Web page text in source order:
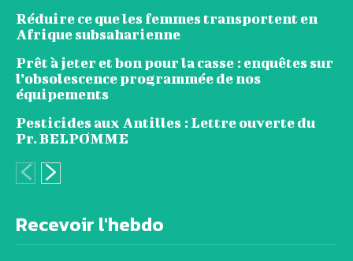
Réduire ce que les femmes transportent en
Afrique subsaharienne
Prêt à jeter et bon pour la casse : enquêtes sur
l’obsolescence programmée de nos
équipements
Pesticides aux Antilles : Lettre ouverte du
Pr. BELPOMME
Recevoir l'hebdo